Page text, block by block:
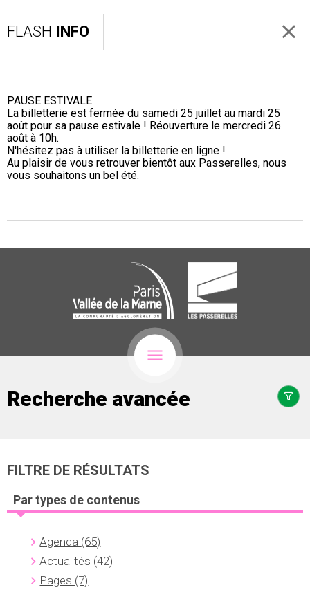
FLASH INFO
PAUSE ESTIVALE
La billetterie est fermée du samedi 25 juillet au mardi 25
août pour sa pause estivale ! Réouverture le mercredi 26
août à 10h.
N'hésitez pas à utiliser la billetterie en ligne !
Au plaisir de vous retrouver bientôt aux Passerelles, nous
vous souhaitons un bel été.
Recherche avancée
FILTRE DE RÉSULTATS
Par types de contenus
Agenda (65)
Actualités (42)
Pages (7)